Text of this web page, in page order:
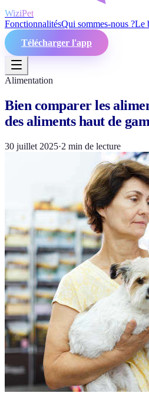
WiziPet
FonctionnalitésQui sommes-nous ?Le
Télécharger l'app
Alimentation
Bien comparer les
des aliments haut de
30 juillet 2025·2 min de lecture